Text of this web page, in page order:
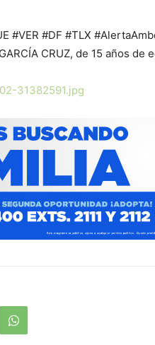
#VER #DF #TLX
CRUZ, de 15 años de